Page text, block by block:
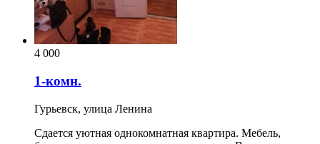
4 000
1-комн.
Гурьевск, улица Ленина
Сдается уютная однокомнатная квартира. Мебель,